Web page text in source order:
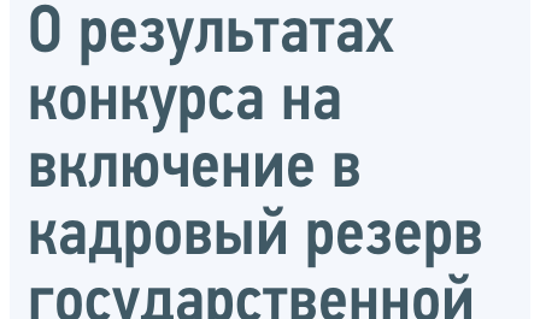
О результатах
конкурса на
включение в
кадровый резерв
государственной